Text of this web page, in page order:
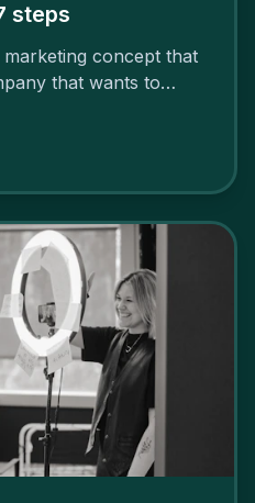
steps
concept that
that wants to
brand are clear, you
wand for it to be